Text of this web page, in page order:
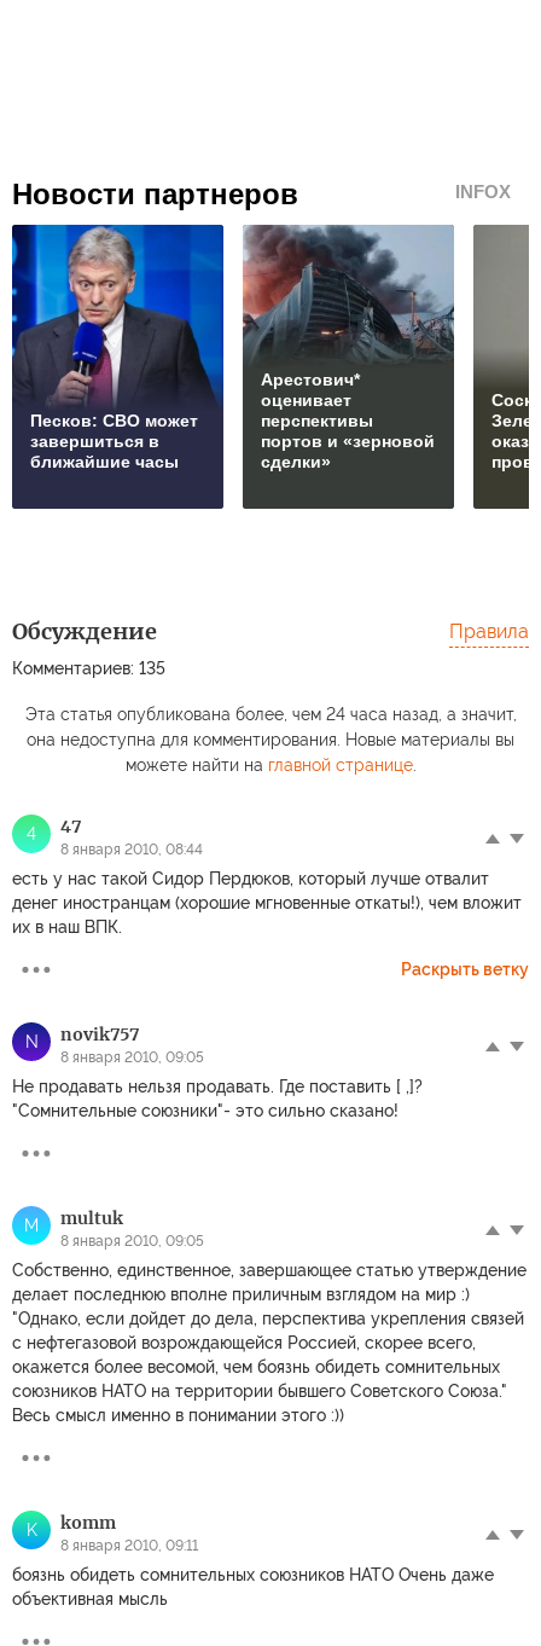
Новости партнеров INFOX
Песков: СВО может
завершиться в
ближайшие часы
Арестович*
оценивает
перспективы
портов и «зерновой
сделки»
Обсуждение
Комментариев: 135
Правила
Эта статья опубликована более, чем 24 часа назад, а значит,
она недоступна для комментирования. Новые материалы вы
можете найти на главной странице.
4 47
8 января 2010, 08:44
есть у нас такой Сидор Пердюков, который лучше отвалит
денег иностранцам (хорошие мгновенные откаты!), чем вложит
их в наш ВПК.
Раскрыть ветку
N novik757
8 января 2010, 09:05
Не продавать нельзя продавать. Где поставить [ ,]?
"Сомнительные союзники"- это сильно сказано!
M multuk
8 января 2010, 09:05
Собственно, единственное, завершающее статью утверждение
делает последнюю вполне приличным взглядом на мир :)
"Однако, если дойдет до дела, перспектива укрепления связей
с нефтегазовой возрождающейся Россией, скорее всего,
окажется более весомой, чем боязнь обидеть сомнительных
союзников НАТО на территории бывшего Советского Союза."
Весь смысл именно в понимании этого :))
K komm
8 января 2010, 09:11
боязнь обидеть сомнительных союзников НАТО Очень даже
объективная мысль